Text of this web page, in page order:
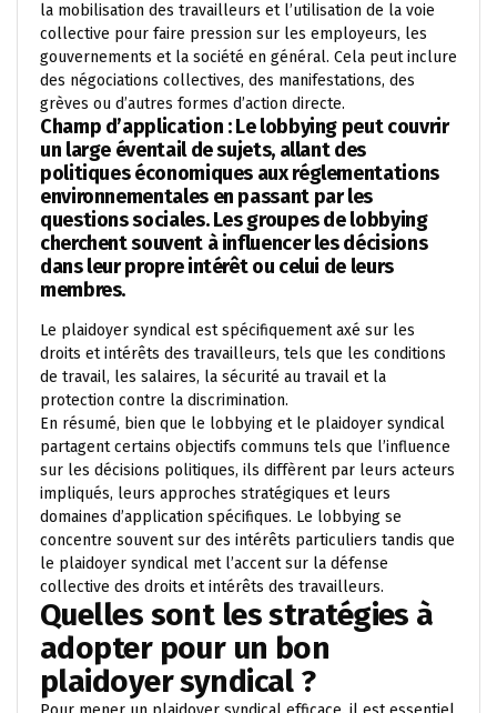
la mobilisation des travailleurs et l’utilisation de la voie
collective pour faire pression sur les employeurs, les
gouvernements et la société en général. Cela peut inclure
des négociations collectives, des manifestations, des
grèves ou d’autres formes d’action directe.
Champ d’application : Le lobbying peut couvrir
un large éventail de sujets, allant des
politiques économiques aux réglementations
environnementales en passant par les
questions sociales. Les groupes de lobbying
cherchent souvent à influencer les décisions
dans leur propre intérêt ou celui de leurs
membres.
Le plaidoyer syndical est spécifiquement axé sur les
droits et intérêts des travailleurs, tels que les conditions
de travail, les salaires, la sécurité au travail et la
protection contre la discrimination.
En résumé, bien que le lobbying et le plaidoyer syndical
partagent certains objectifs communs tels que l’influence
sur les décisions politiques, ils diffèrent par leurs acteurs
impliqués, leurs approches stratégiques et leurs
domaines d’application spécifiques. Le lobbying se
concentre souvent sur des intérêts particuliers tandis que
le plaidoyer syndical met l’accent sur la défense
collective des droits et intérêts des travailleurs.
Quelles sont les stratégies à
adopter pour un bon
plaidoyer syndical ?